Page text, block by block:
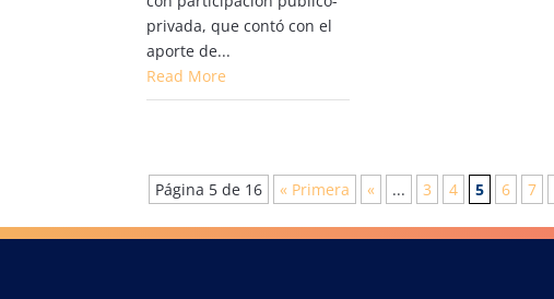
privada, que contó con el
aporte de...
Read More
Página 5 de 16 « Primera « ... 3 4 5 6 7